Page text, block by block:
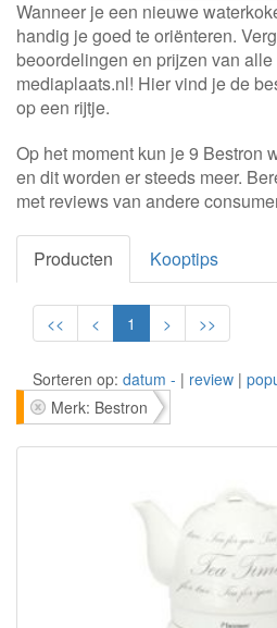
Wanneer je een nieuwe
handig je goed te oriënteren.
beoordelingen en prijzen van
mediaplaats.nl! Hier vind je de
op een rijtje.
Op het moment kun je 9 Bestron
en dit worden er steeds meer.
met reviews van andere
Producten Kooptips
<< < 1 > >>
Sorteren op: datum - | review |
Merk: Bestron